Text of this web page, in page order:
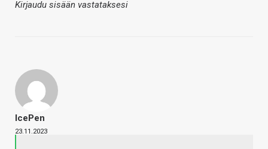
Kirjaudu sisään vastataksesi
IcePen
23.11.2023